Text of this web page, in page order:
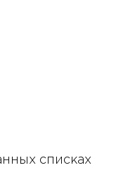
списках